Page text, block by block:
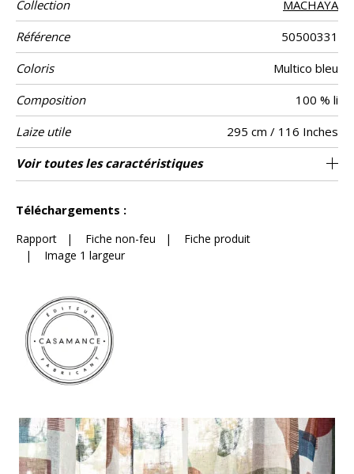
Collection
MACHAYA
Référence
50500331
Coloris
Multico bleu
Composition
100 % li
Laize utile
295 cm / 116 Inches
Sens
De haut
Poids g/m² 100
Performance
Accoustique
aw - 0.15
Usage
Entretien
Pays d'origine France
Rapport
Horizontal
66 cm / 26 Inches
Rapport
Vertical
59 cm / 23 Inches
Caractéristiques
Outdoor
Particularités Editeur et Fabricant
Voir toutes les caractéristiques
Téléchargements :
Rapport | Fiche non-feu |
Fiche produit
| Image 1 largeur